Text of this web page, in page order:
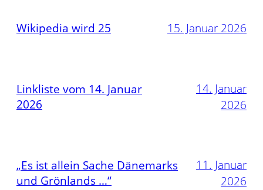
Wikipedia wird 25 15. Januar 2026
Linkliste vom 14. Januar
2026
14. Januar
2026
„Es ist allein Sache Dänemarks
und Grönlands …“
11. Januar
2026